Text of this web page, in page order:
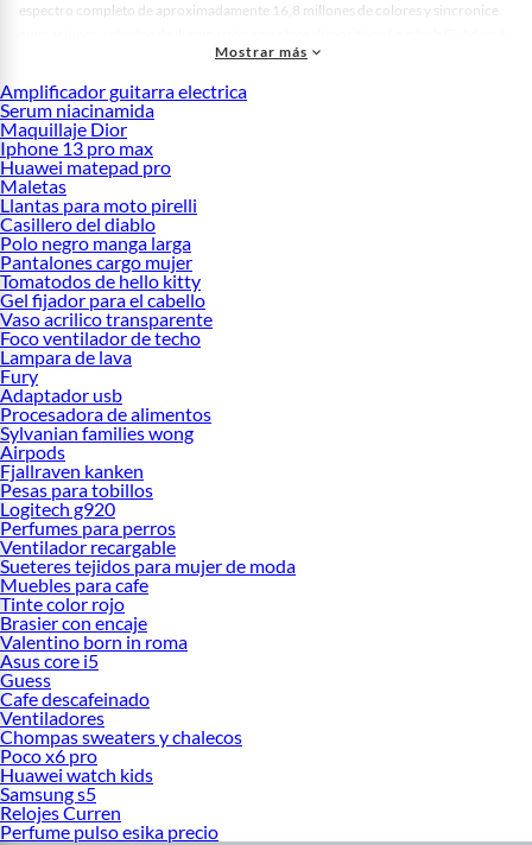
espectro completo de aproximadamente 16,8 millones de colores y sincronice
de las funciones básicas de rendimiento y personalización, el diseño del
G502se centró en una cuidadosa atención a los detalles: botones principales del
mousecon interruptores mecánicos que pueden soportar hasta 50 millones de
clics, empuñaduras laterales de goma, una cubierta magnética para el
compartimiento de pesas y más.
Destacados:
Logitech g502
Logitech g203
Logitech g305
Logitech g435
Logitech g733
Logitech g502 hero
Logitech g703
Logitech k380
Logitech Brio 4k
Mostrar más
Amplificador guitarra electrica
Serum niacinamida
Maquillaje Dior
Iphone 13 pro max
Huawei matepad pro
Maletas
Llantas para moto pirelli
Casillero del diablo
Polo negro manga larga
Pantalones cargo mujer
Tomatodos de hello kitty
Gel fijador para el cabello
Vaso acrilico transparente
Foco ventilador de techo
Lampara de lava
Fury
Adaptador usb
Procesadora de alimentos
Sylvanian families wong
Airpods
Fjallraven kanken
Pesas para tobillos
Logitech g920
Perfumes para perros
Ventilador recargable
Sueteres tejidos para mujer de moda
Muebles para cafe
Tinte color rojo
Brasier con encaje
Valentino born in roma
Asus core i5
Guess
Cafe descafeinado
Ventiladores
Chompas sweaters y chalecos
Poco x6 pro
Huawei watch kids
Samsung s5
Relojes Curren
Perfume pulso esika precio